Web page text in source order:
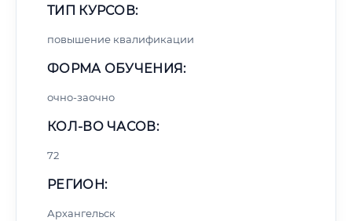
ТИП КУРСОВ:
повышение квалификации
ФОРМА ОБУЧЕНИЯ:
очно-заочно
КОЛ-ВО ЧАСОВ:
72
РЕГИОН:
Архангельск